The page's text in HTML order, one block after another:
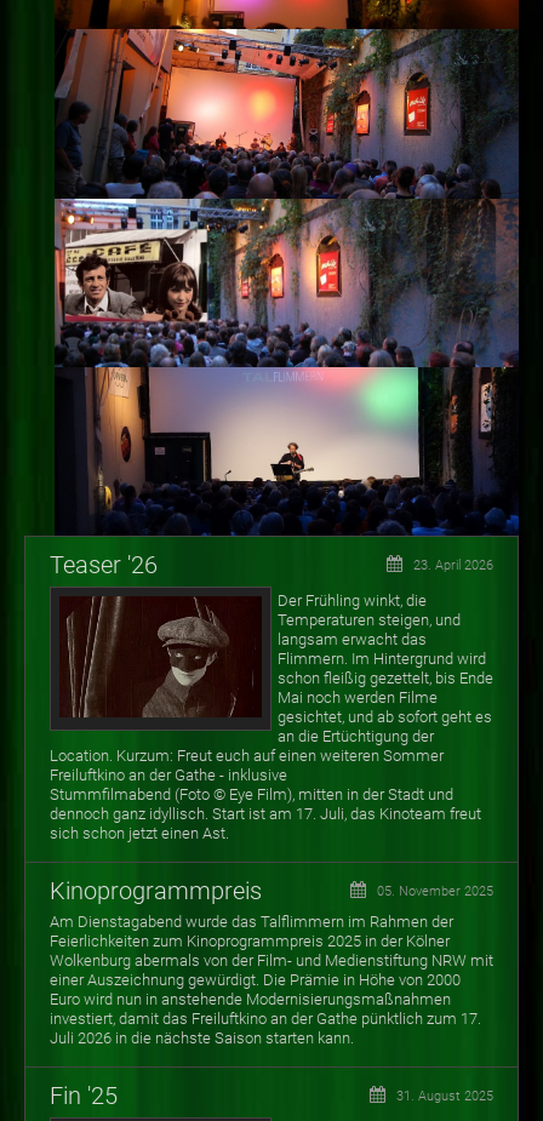
Teaser '26 23. April 2026
Der Frühling winkt, die
Temperaturen steigen, und
langsam erwacht das
Flimmern. Im Hintergrund wird
schon fleißig gezettelt, bis Ende
Mai noch werden Filme
gesichtet, und ab sofort geht es
an die Ertüchtigung der
Location. Kurzum: Freut euch auf einen weiteren Sommer
Freiluftkino an der Gathe - inklusive
Stummfilmabend (Foto © Eye Film), mitten in der Stadt und
dennoch ganz idyllisch. Start ist am 17. Juli, das Kinoteam freut
sich schon jetzt einen Ast.
Kinoprogrammpreis 05. November 2025
Am Dienstagabend wurde das Talflimmern im Rahmen der
Feierlichkeiten zum Kinoprogrammpreis 2025 in der Kölner
Wolkenburg abermals von der Film- und Medienstiftung NRW mit
einer Auszeichnung gewürdigt. Die Prämie in Höhe von 2000
Euro wird nun in anstehende Modernisierungsmaßnahmen
investiert, damit das Freiluftkino an der Gathe pünktlich zum 17.
Juli 2026 in die nächste Saison starten kann.
Fin '25 31. August 2025